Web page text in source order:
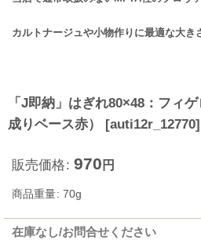
カルトナージュや小物作りに最適な大き
「J即納」はぎれ80×48：フィ
成りベース赤）
[auti12r_12770]
販売価格: 970 円
商品重量: 70g
在庫なし/お問合せください